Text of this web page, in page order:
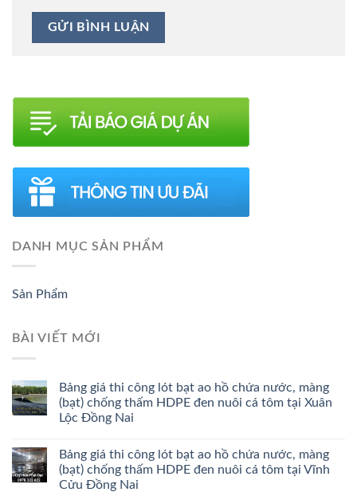
DANH MỤC SẢN PHẨM
Sản Phẩm
BÀI VIẾT MỚI
Bảng giá thi công lót bạt ao hồ chứa nước, màng
(bạt) chống thấm HDPE đen nuôi cá tôm tại Xuân
Lộc Đồng Nai
Bảng giá thi công lót bạt ao hồ chứa nước, màng
(bạt) chống thấm HDPE đen nuôi cá tôm tại Vĩnh
Cửu Đồng Nai